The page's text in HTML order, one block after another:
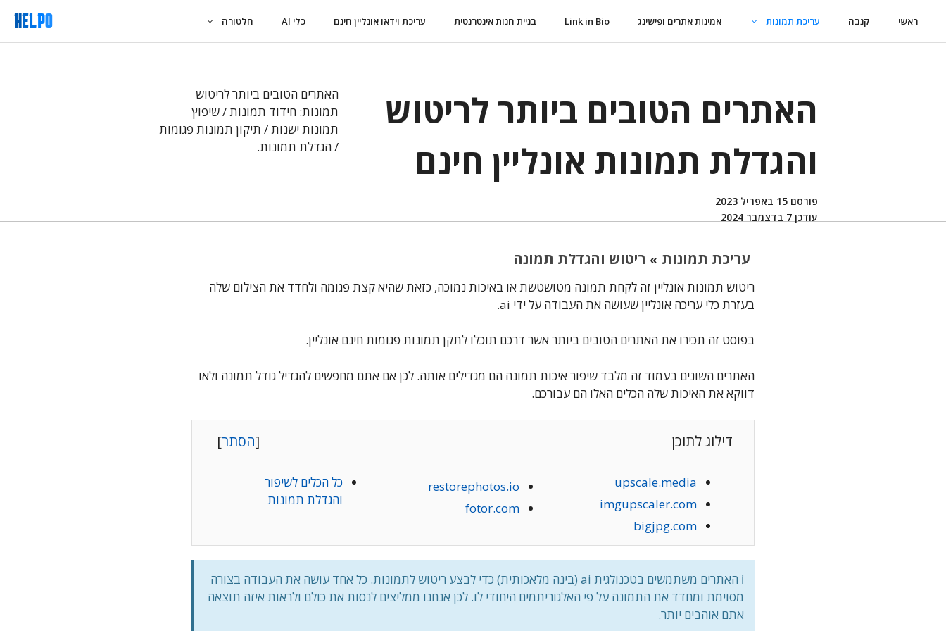
ראשי קנבה עריכת תמונות אמינות אתרים ופישינג Link in Bio בניית חנות אינטרנטית עריכת וידאו אונליין חינם כלי AI חלטורה
האתרים הטובים ביותר לריטוש
והגדלת תמונות אונליין חינם
פורסם 15 באפריל 2023
עודכן 7 בדצמבר 2024
האתרים הטובים ביותר לריטוש
תמונות: חידוד תמונות / שיפוץ
תמונות ישנות / תיקון תמונות פגומות
/ הגדלת תמונות.
עריכת תמונות » ריטוש והגדלת תמונה
ריטוש תמונות אונליין זה לקחת תמונה מטושטשת או באיכות נמוכה, כזאת שהיא קצת פגומה ולחדד את הצילום שלה
בעזרת כלי עריכה אונליין שעושה את העבודה על ידי ai.
בפוסט זה תכירו את האתרים הטובים ביותר אשר דרכם תוכלו לתקן תמונות פגומות חינם אונליין.
האתרים השונים בעמוד זה מלבד שיפור איכות תמונה הם מגדילים אותה. לכן אם אתם מחפשים להגדיל גודל תמונה ולאו
דווקא את האיכות שלה הכלים האלו הם עבורכם.
דילוג לתוכן [הסתר]
upscale.media
imgupscaler.com
bigjpg.com
restorephotos.io
fotor.com
כל הכלים לשיפור
והגדלת תמונות
ℹ️ האתרים משתמשים בטכנולגית ai (בינה מלאכותית) כדי לבצע ריטוש לתמונות. כל אחד עושה את העבודה בצורה
מסוימת ומחדד את התמונה על פי האלגוריתמים היחודי לו. לכן אנחנו ממליצים לנסות את כולם ולראות איזה תוצאה
אתם אוהבים יותר.